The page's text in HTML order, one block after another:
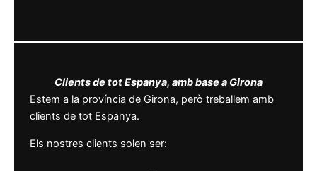
Clients de tot Espanya, amb base a Girona
Estem a la província de Girona, però treballem amb
clients de tot Espanya.
Els nostres clients solen ser: